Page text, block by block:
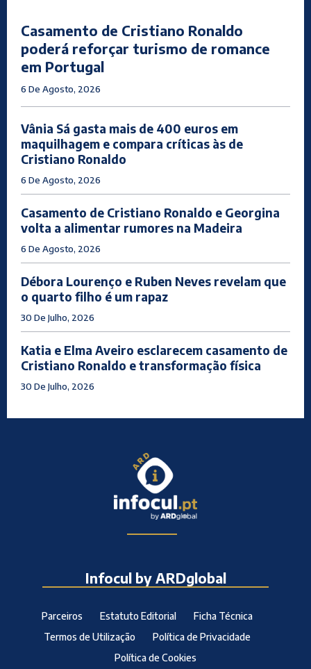
Casamento de Cristiano Ronaldo
poderá reforçar turismo de romance
em Portugal
6 De Agosto, 2026
Vânia Sá gasta mais de 400 euros em
maquilhagem e compara críticas às de
Cristiano Ronaldo
6 De Agosto, 2026
Casamento de Cristiano Ronaldo e Georgina
volta a alimentar rumores na Madeira
6 De Agosto, 2026
Débora Lourenço e Ruben Neves revelam que
o quarto filho é um rapaz
30 De Julho, 2026
Katia e Elma Aveiro esclarecem casamento de
Cristiano Ronaldo e transformação física
30 De Julho, 2026
Infocul by ARDglobal
Parceiros Estatuto Editorial
Ficha Técnica
Termos de Utilização
Política de Privacidade
Política de Cookies